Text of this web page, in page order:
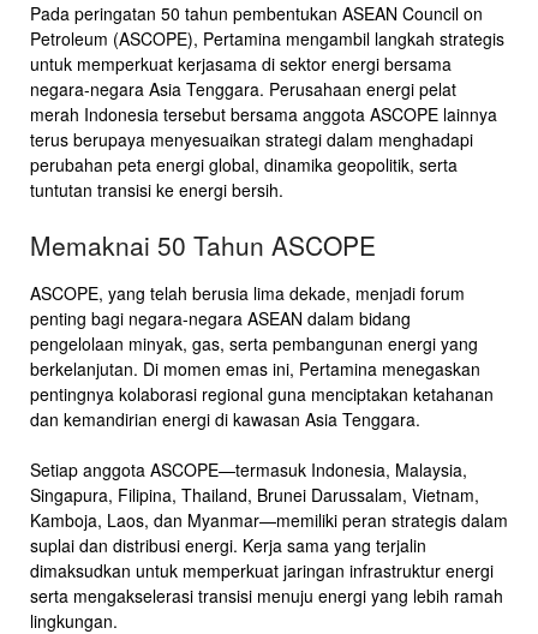
Pada peringatan 50 tahun pembentukan ASEAN Council on
Petroleum (ASCOPE), Pertamina mengambil langkah strategis
untuk memperkuat kerjasama di sektor energi bersama
negara-negara Asia Tenggara. Perusahaan energi pelat
merah Indonesia tersebut bersama anggota ASCOPE lainnya
terus berupaya menyesuaikan strategi dalam menghadapi
perubahan peta energi global, dinamika geopolitik, serta
tuntutan transisi ke energi bersih.
Memaknai 50 Tahun ASCOPE
ASCOPE, yang telah berusia lima dekade, menjadi forum
penting bagi negara-negara ASEAN dalam bidang
pengelolaan minyak, gas, serta pembangunan energi yang
berkelanjutan. Di momen emas ini, Pertamina menegaskan
pentingnya kolaborasi regional guna menciptakan ketahanan
dan kemandirian energi di kawasan Asia Tenggara.
Setiap anggota ASCOPE—termasuk Indonesia, Malaysia,
Singapura, Filipina, Thailand, Brunei Darussalam, Vietnam,
Kamboja, Laos, dan Myanmar—memiliki peran strategis dalam
suplai dan distribusi energi. Kerja sama yang terjalin
dimaksudkan untuk memperkuat jaringan infrastruktur energi
serta mengakselerasi transisi menuju energi yang lebih ramah
lingkungan.